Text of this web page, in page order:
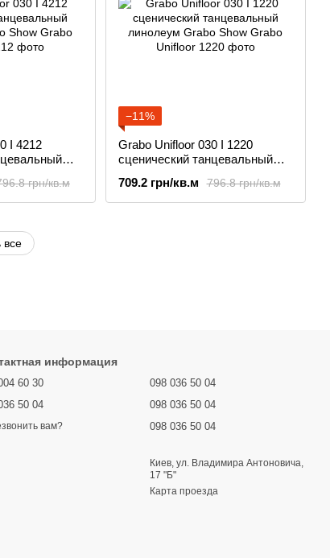
I 4212
грн/кв.м
−11%
Grabo Unifloor 030 I 1220
сценический танцевальный
796.8 грн/кв.м
709.2 грн/кв.м
все
информация
60 30
50 04
вам?
098 036 50 04
098 036 50 04
098 036 50 04
Киев, ул. Владимира Антоновича,
17 "Б"
Карта проезда